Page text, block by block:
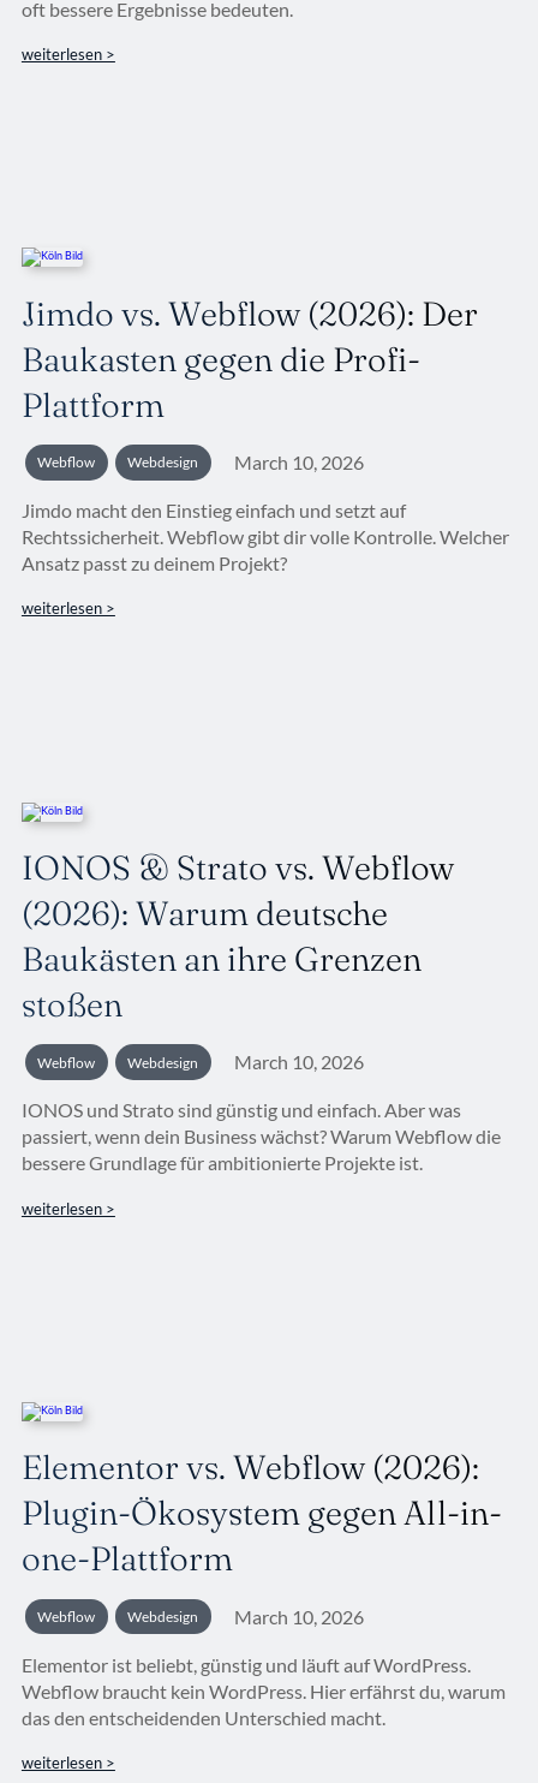
oft bessere Ergebnisse bedeuten.
weiterlesen >
Jimdo vs. Webflow (2026): Der
Baukasten gegen die Profi-
Plattform
Webflow Webdesign March 10, 2026
Jimdo macht den Einstieg einfach und setzt auf
Rechtssicherheit. Webflow gibt dir volle Kontrolle. Welcher
Ansatz passt zu deinem Projekt?
weiterlesen >
IONOS & Strato vs. Webflow
(2026): Warum deutsche
Baukästen an ihre Grenzen
stoßen
Webflow Webdesign March 10, 2026
IONOS und Strato sind günstig und einfach. Aber was
passiert, wenn dein Business wächst? Warum Webflow die
bessere Grundlage für ambitionierte Projekte ist.
weiterlesen >
Elementor vs. Webflow (2026):
Plugin-Ökosystem gegen All-in-
one-Plattform
Webflow Webdesign March 10, 2026
Elementor ist beliebt, günstig und läuft auf WordPress.
Webflow braucht kein WordPress. Hier erfährst du, warum
das den entscheidenden Unterschied macht.
weiterlesen >